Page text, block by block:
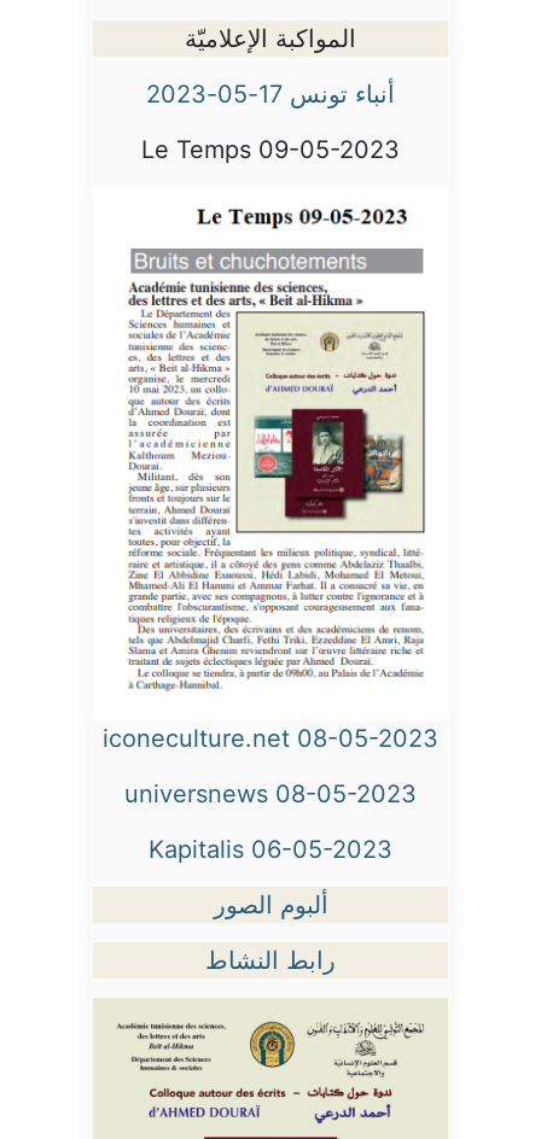
المواكبة الإعلاميّة
أنباء تونس 17-05-2023
Le Temps 09-05-2023
iconeculture.net 08-05-2023
universnews 08-05-2023
Kapitalis 06-05-2023
ألبوم الصور
رابط النشاط